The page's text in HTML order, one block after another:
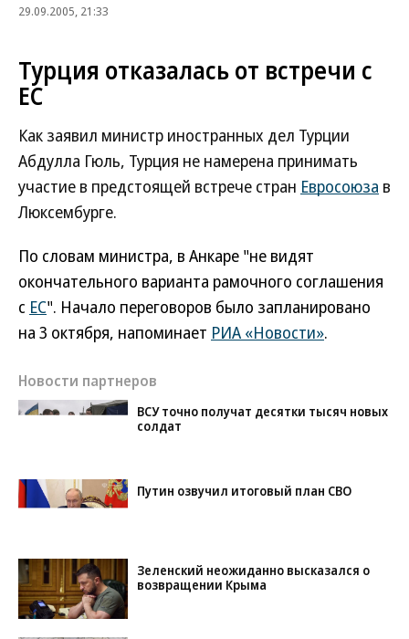
29.09.2005, 21:33
Турция отказалась от встречи с
ЕС
Как заявил министр иностранных дел Турции
Абдулла Гюль, Турция не намерена принимать
участие в предстоящей встрече стран Евросоюза в
Люксембурге.
По словам министра, в Анкаре "не видят
окончательного варианта рамочного соглашения
с ЕС". Начало переговоров было запланировано
на 3 октября, напоминает РИА «Новости».
Новости партнеров
ВСУ точно получат десятки тысяч новых
солдат
Путин озвучил итоговый план СВО
Зеленский неожиданно высказался о
возвращении Крыма